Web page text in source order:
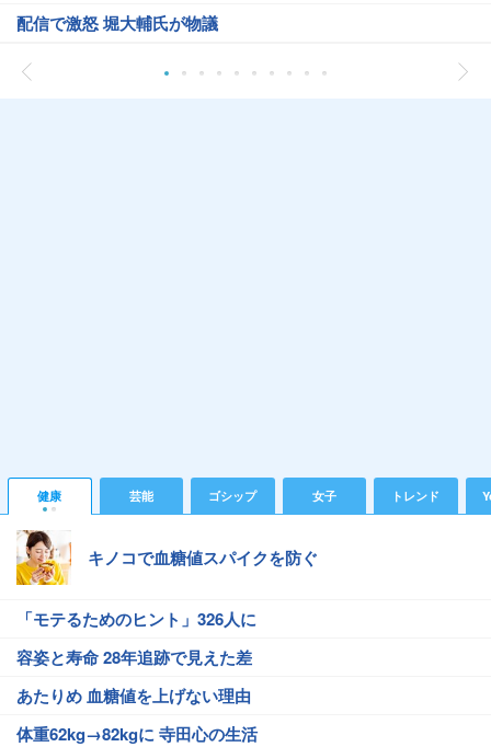
配信で激怒 堀大輔氏が物議
健康 芸能 ゴシップ 女子 トレンド
キノコで血糖値スパイクを防ぐ
「モテるためのヒント」326人に
容姿と寿命 28年追跡で見えた差
あたりめ 血糖値を上げない理由
体重62kg→82kgに 寺田心の生活